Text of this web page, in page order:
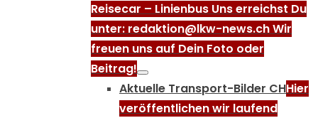
Reisecar – Linienbus Uns erreichst Du
unter: redaktion@lkw-news.ch Wir
freuen uns auf Dein Foto oder
Beitrag!
Aktuelle Transport-Bilder CHHier
veröffentlichen wir laufend